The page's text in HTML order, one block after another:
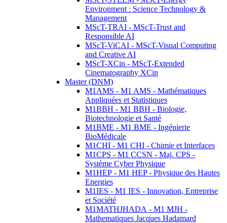
Environment : Science Technology &
Management
MScT-TRAI - MScT-Trust and
Responsible AI
MScT-ViCAI - MScT-Visual Computing
and Creative AI
MScT-XCin - MScT-Extended
Cinematography XCin
Master (DNM)
M1AMS - M1 AMS - Mathématiques
Appliquées et Statistiques
M1BBH - M1 BBH - Biologie,
Biotechnologie et Santé
M1BME - M1 BME - Ingénierie
BioMédicale
M1CHI - M1 CHI - Chimie et Interfaces
M1CPS - M1 CCSN - Maj. CPS -
Système Cyber Physique
M1HEP - M1 HEP - Physique des Hautes
Energies
M1IES - M1 IES - Innovation, Entreprise
et Société
M1MATHJHADA - M1 MJH -
Mathematiques Jacques Hadamard